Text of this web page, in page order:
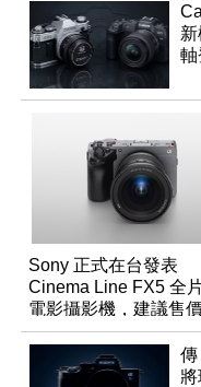
Sony 正式在台發表
Cinema Line FX5 全
電影攝影機，建議售
NT$144,980
傳